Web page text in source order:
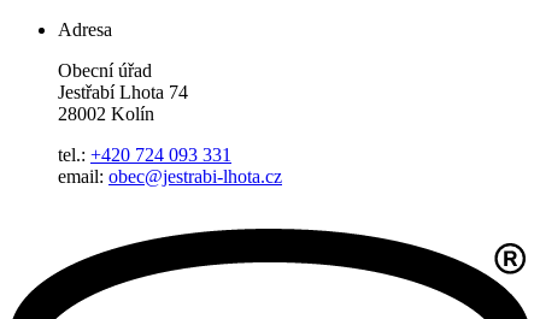
Adresa
Obecní úřad
Jestřabí Lhota 74
28002 Kolín
tel.: +420 724 093 331
email: obec@jestrabi-lhota.cz